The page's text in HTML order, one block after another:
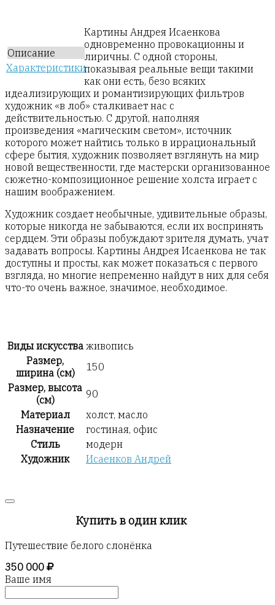
Описание
Характеристики
Картины Андрея Исаенкова
одновременно провокационны и
лиричны. С одной стороны,
показывая реальные вещи такими
как они есть, безо всяких
идеализирующих и романтизирующих фильтров
художник «в лоб» сталкивает нас с
действительностью. С другой, наполняя
произведения «магическим светом», источник
которого может найтись только в иррациональный
сфере бытия, художник позволяет взглянуть на мир
новой вещественности, где мастерски организованное
сюжетно-композиционное решение холста играет с
нашим воображением.
Художник создает необычные, удивительные образы,
которые никогда не забываются, если их воспринять
сердцем. Эти образы побуждают зрителя думать, учат
задавать вопросы. Картины Андрея Исаенкова не так
доступны и просты, как может показаться с первого
взгляда, но многие непременно найдут в них для себя
что-то очень важное, значимое, необходимое.
Виды искусства живопись
Размер,
ширина (см)
150
Размер, высота
(см)
90
Материал
холст, масло
Назначение
гостиная, офис
Стиль
модерн
Художник
Исаенков Андрей
Купить в один клик
Путешествие белого слонёнка
350 000
Ваше имя